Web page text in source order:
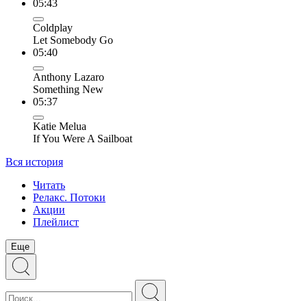
05:43
Coldplay
Let Somebody Go
05:40
Anthony Lazaro
Something New
05:37
Katie Melua
If You Were A Sailboat
Вся история
Читать
Релакс. Потоки
Акции
Плейлист
Еще